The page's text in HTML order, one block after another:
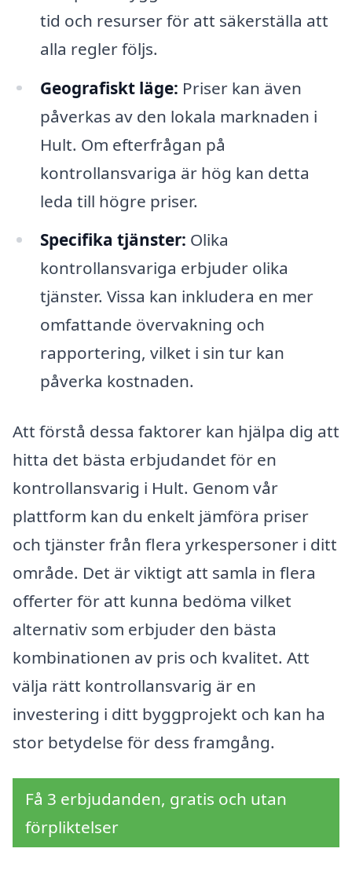
tid och resurser för att säkerställa att
alla regler följs.
Geografiskt läge: Priser kan även
påverkas av den lokala marknaden i
Hult. Om efterfrågan på
kontrollansvariga är hög kan detta
leda till högre priser.
Specifika tjänster: Olika
kontrollansvariga erbjuder olika
tjänster. Vissa kan inkludera en mer
omfattande övervakning och
rapportering, vilket i sin tur kan
påverka kostnaden.
Att förstå dessa faktorer kan hjälpa dig att
hitta det bästa erbjudandet för en
kontrollansvarig i Hult. Genom vår
plattform kan du enkelt jämföra priser
och tjänster från flera yrkespersoner i ditt
område. Det är viktigt att samla in flera
offerter för att kunna bedöma vilket
alternativ som erbjuder den bästa
kombinationen av pris och kvalitet. Att
välja rätt kontrollansvarig är en
investering i ditt byggprojekt och kan ha
stor betydelse för dess framgång.
Få 3 erbjudanden, gratis och utan
förpliktelser